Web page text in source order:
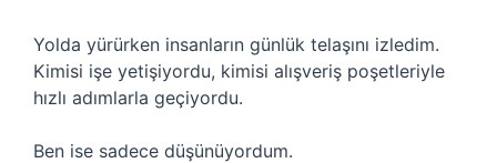
Yolda yürürken insanların günlük telaşını izledim.
Kimisi işe yetişiyordu, kimisi alışveriş poşetleriyle
hızlı adımlarla geçiyordu.
Ben ise sadece düşünüyordum.